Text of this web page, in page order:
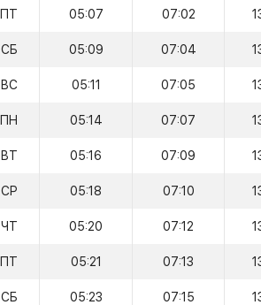
ПТ 05:07 07:02
СБ 05:09 07:04
ВС 05:11 07:05
ПН 05:14 07:07
ВТ 05:16 07:09
СР 05:18 07:10
ЧТ 05:20 07:12
ПТ 05:21 07:13
СБ 05:23 07:15